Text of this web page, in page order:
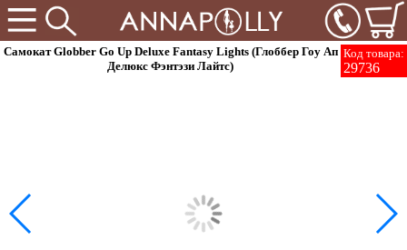
Код товара:
29736
Самокат Globber Go Up Deluxe Fantasy Lights (Глоббер Гоу Ап
Делюкс Фэнтэзи Лайтс)